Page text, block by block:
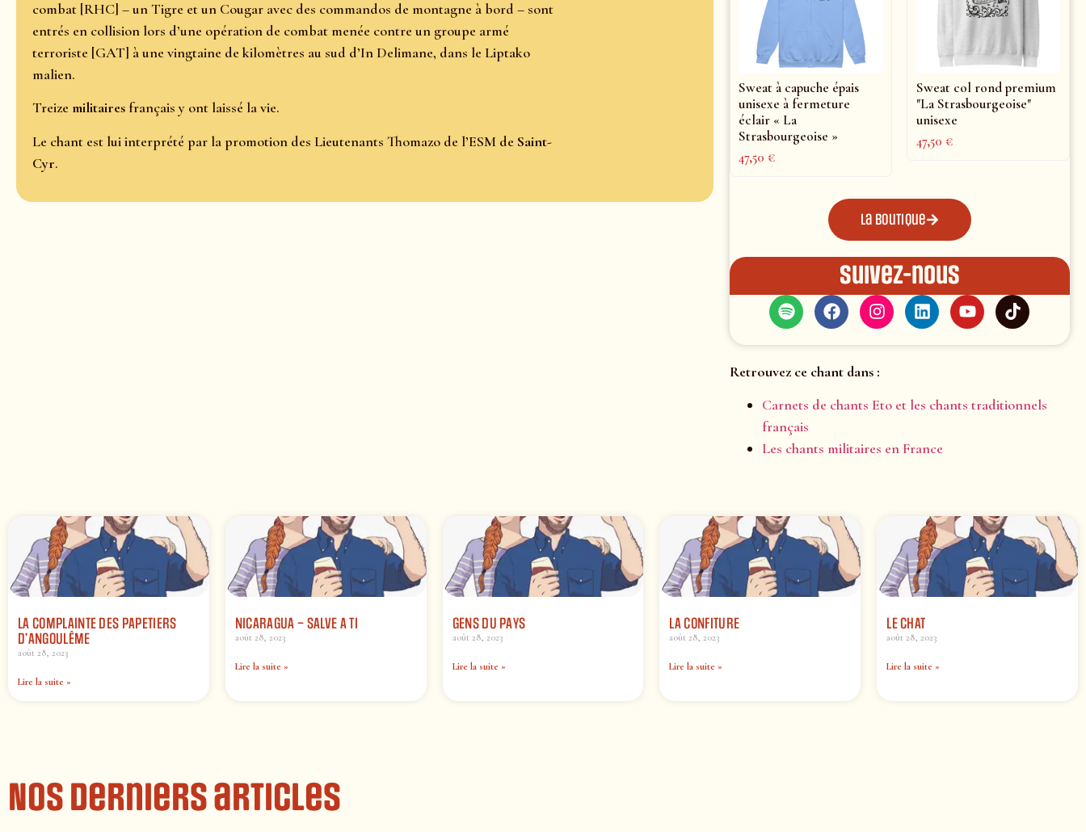
combat [RHC] – un Tigre et un Cougar avec des commandos de montagne à bord – sont
entrés en collision lors d’une opération de combat menée contre un groupe armé
terroriste [GAT] à une vingtaine de kilomètres au sud d’In Delimane, dans le Liptako
malien.
Treize militaires français y ont laissé la vie.
Le chant est lui interprété par la promotion des Lieutenants Thomazo de l’ESM de Saint-
Cyr.
Sweat à capuche épais
unisexe à fermeture
éclair « La
Strasbourgeoise »
47,50€
Sweat col rond premium
"La Strasbourgeoise"
unisexe
47,50€
La boutique
Suivez-nous
Retrouvez ce chant dans :
Carnets de chants Eto et les chants traditionnels
français
Les chants militaires en France
LA COMPLAINTE DES PAPETIERS
D’ANGOULÊME
août 28, 2023
Lire la suite »
NICARAGUA – SALVE A TI
août 28, 2023
Lire la suite »
GENS DU PAYS
août 28, 2023
Lire la suite »
LA CONFITURE
août 28, 2023
Lire la suite »
LE CHAT
août 28, 2023
Lire la suite »
Nos derniers articles